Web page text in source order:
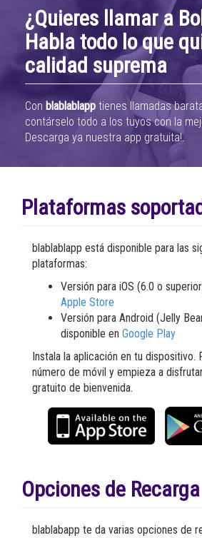
¿Quieres llamar a
Habla todo lo que
calidad suprema
Con blablablapp tienes llamadas
contárselo todo a los tuyos con la
Descarga ya nuestra app gratuita!.
Plataformas
blablablapp está disponible para las
plataformas:
Versión para iOS (6.0 o
Apple Store
Versión para Android (Jelly
disponible en Google Play
Instala la aplicación en tu dispositivo.
número de móvil y empieza a
gratuito de bienvenida.
Opciones de Recarga
blablabapp te da varias opciones de